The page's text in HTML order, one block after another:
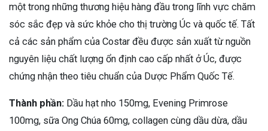
một trong những thương hiệu hàng đầu trong lĩnh vực chăm
sóc sắc đẹp và sức khỏe cho thị trường Úc và quốc tế. Tất
cả các sản phẩm của Costar đều được sản xuất từ nguồn
nguyên liệu chất lượng ổn định cao cấp nhất ở Úc, được
chứng nhận theo tiêu chuẩn của Dược Phẩm Quốc Tế.
Thành phần: Dầu hạt nho 150mg, Evening Primrose
100mg, sữa Ong Chúa 60mg, collagen cùng dầu dừa, dầu